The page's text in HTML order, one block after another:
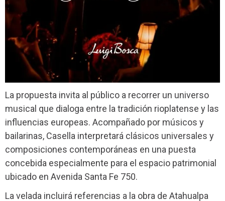
La propuesta invita al público a recorrer un universo
musical que dialoga entre la tradición rioplatense y las
influencias europeas. Acompañado por músicos y
bailarinas, Casella interpretará clásicos universales y
composiciones contemporáneas en una puesta
concebida especialmente para el espacio patrimonial
ubicado en Avenida Santa Fe 750.
La velada incluirá referencias a la obra de Atahualpa